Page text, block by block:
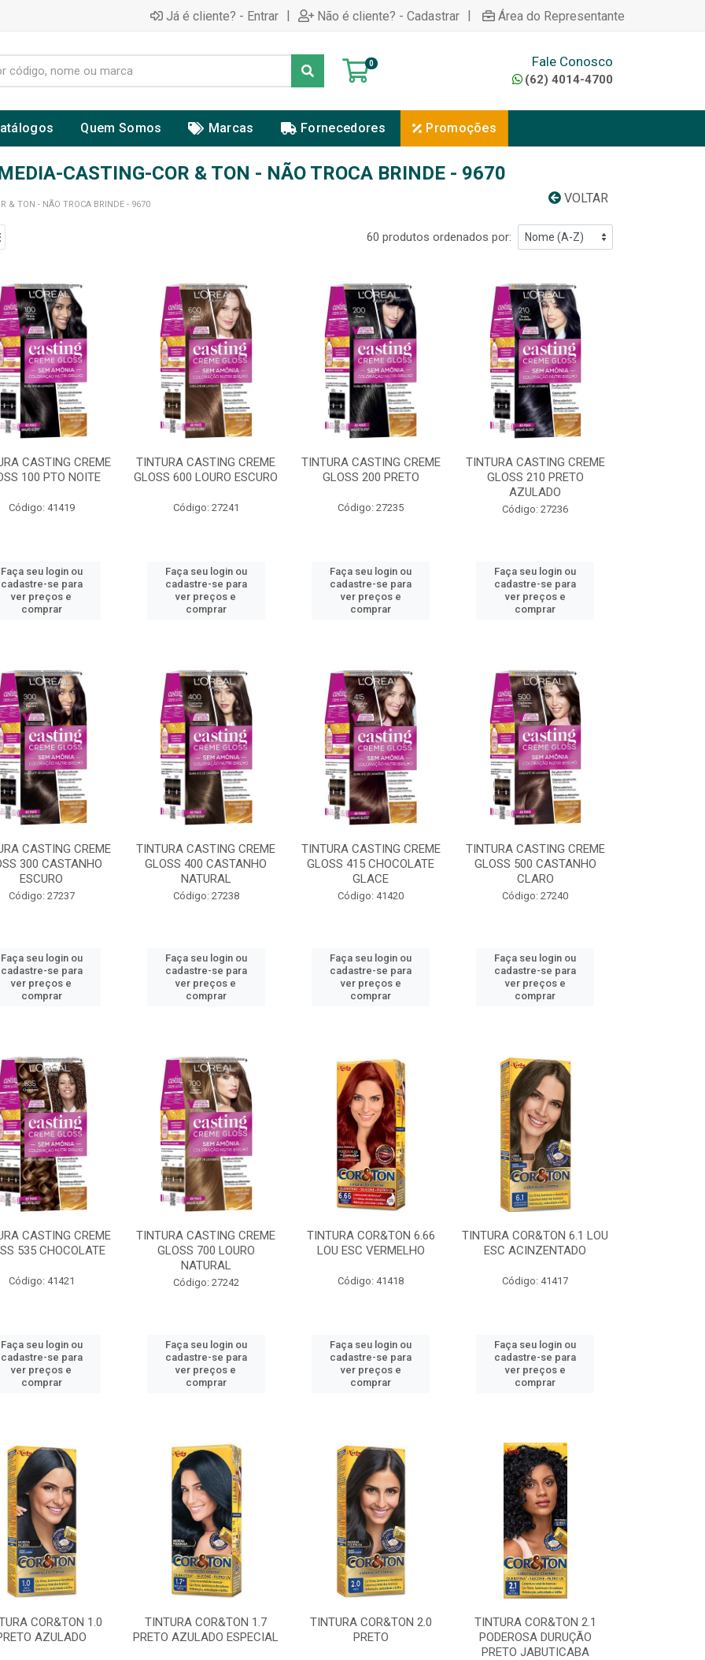
Já é cliente? - Entrar | Não é cliente? - Cadastrar | Área do Representante
0 Fale Conosco
(62) 4014-4700
Quem Somos Marcas Fornecedores Promoções
CASTING-COR & TON - NÃO TROCA BRINDE - 9670
VOLTAR
& TON - NÃO TROCA BRINDE - 9670
60 produtos ordenados por:
CASTING CREME
100 PTO NOITE
Código: 41419
Faça seu login ou
cadastre-se para
ver preços e
comprar
TINTURA CASTING CREME
GLOSS 600 LOURO ESCURO
Código: 27241
Faça seu login ou
cadastre-se para
ver preços e
comprar
TINTURA CASTING CREME
GLOSS 200 PRETO
Código: 27235
Faça seu login ou
cadastre-se para
ver preços e
comprar
TINTURA CASTING CREME
GLOSS 210 PRETO
AZULADO
Código: 27236
Faça seu login ou
cadastre-se para
ver preços e
comprar
CASTING CREME
300 CASTANHO
ESCURO
Código: 27237
Faça seu login ou
cadastre-se para
ver preços e
comprar
TINTURA CASTING CREME
GLOSS 400 CASTANHO
NATURAL
Código: 27238
Faça seu login ou
cadastre-se para
ver preços e
comprar
TINTURA CASTING CREME
GLOSS 415 CHOCOLATE
GLACE
Código: 41420
Faça seu login ou
cadastre-se para
ver preços e
comprar
TINTURA CASTING CREME
GLOSS 500 CASTANHO
CLARO
Código: 27240
Faça seu login ou
cadastre-se para
ver preços e
comprar
CASTING CREME
535 CHOCOLATE
Código: 41421
Faça seu login ou
cadastre-se para
ver preços e
comprar
TINTURA CASTING CREME
GLOSS 700 LOURO
NATURAL
Código: 27242
Faça seu login ou
cadastre-se para
ver preços e
comprar
TINTURA COR&TON 6.66
LOU ESC VERMELHO
Código: 41418
Faça seu login ou
cadastre-se para
ver preços e
comprar
TINTURA COR&TON 6.1 LOU
ESC ACINZENTADO
Código: 41417
Faça seu login ou
cadastre-se para
ver preços e
comprar
COR&TON 1.0
AZULADO
TINTURA COR&TON 1.7
PRETO AZULADO ESPECIAL
TINTURA COR&TON 2.0
PRETO
TINTURA COR&TON 2.1
PODEROSA DURUÇÃO
PRETO JABUTICABA